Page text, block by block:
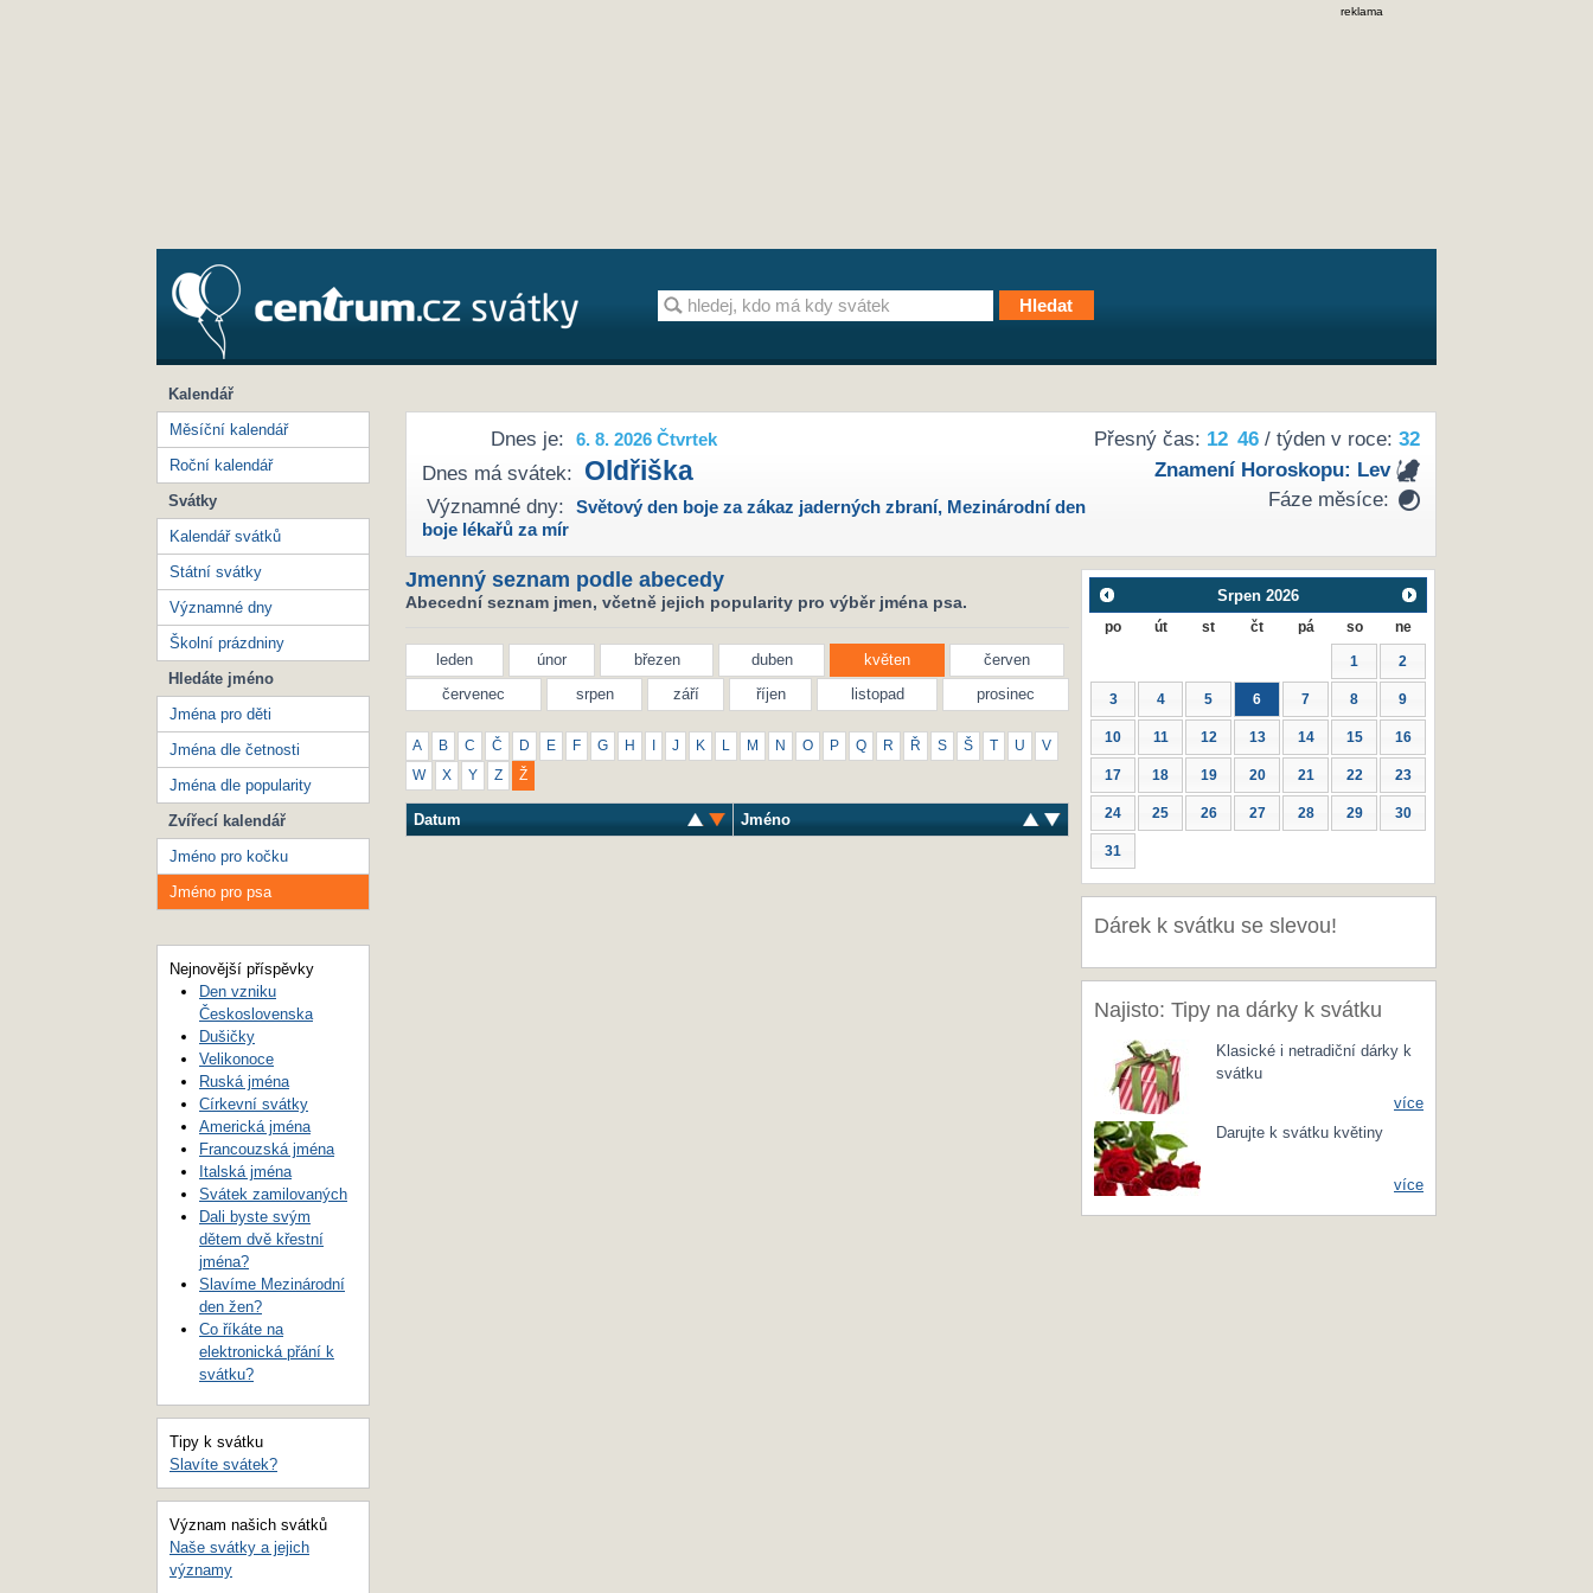
reklama
Přesný čas: 12 46/ týden v roce: 32
Znamení Horoskopu: Lev
Fáze měsíce:
Dnes je: 6. 8. 2026 Čtvrtek
Dnes má svátek: Oldřiška
Významné dny: Světový den boje za zákaz jaderných zbraní, Mezinárodní den
boje lékařů za mír
Jmenný seznam podle abecedy
Abecední seznam jmen, včetně jejich popularity pro výběr jména psa.
leden únor březen duben květen
červen
červenec
srpen září říjen listopad prosinec
A B C Č D E F G H J K M N O P Q R Ř S Š T U V
W X Y Z Ž
Datum Jméno
Srpen 2026
po út st čt pá so ne
1 2
3 4 5 6 7 8 9
10 11 12 13 14 15 16
17 18 19 20 21 22 23
24 25 26 27 28 29 30
31
Dárek k svátku se slevou!
Najisto: Tipy na dárky k svátku
Klasické i netradiční dárky k
svátku
více
Darujte k svátku květiny
více
Kalendář
Měsíční kalendář
Roční kalendář
Svátky
Kalendář svátků
Státní svátky
Významné dny
Školní prázdniny
Hledáte jméno
Jména pro děti
Jména dle četnosti
Jména dle popularity
Zvířecí kalendář
Jméno pro kočku
Jméno pro psa
Nejnovější příspěvky
Den vzniku
Československa
Dušičky
Velikonoce
Ruská jména
Církevní svátky
Americká jména
Francouzská jména
Italská jména
Svátek zamilovaných
Dali byste svým
dětem dvě křestní
jména?
Slavíme Mezinárodní
den žen?
Co říkáte na
elektronická přání k
svátku?
Tipy k svátku
Slavíte svátek?
Význam našich svátků
Naše svátky a jejich
významy